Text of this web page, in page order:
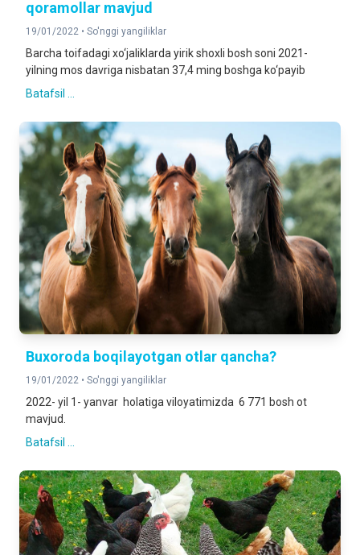
qoramollar mavjud
19/01/2022 • So'nggi yangiliklar
Barcha toifadagi xo‘jaliklarda yirik shoxli bosh soni 2021-
yilning mos davriga nisbatan 37,4 ming boshga ko‘payib
Batafsil ...
Buxoroda boqilayotgan otlar qancha?
19/01/2022 • So'nggi yangiliklar
2022- yil 1- yanvar holatiga viloyatimizda 6 771 bosh ot
mavjud.
Batafsil ...